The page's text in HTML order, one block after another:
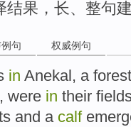
结果，长、整句
句 权威例句
in Anekal, a
, were in their
and a calf